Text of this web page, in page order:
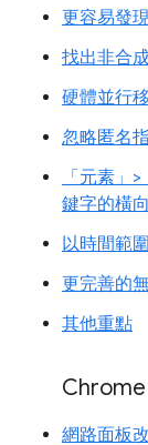
更容易發
找出非合
硬體並行
忽略匿名
「元素」
鍵字的橫
以時間範
更完善的
其他重點
Chrome
網路面板